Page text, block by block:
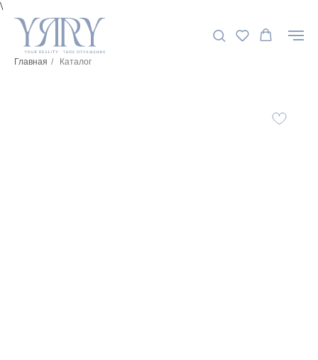
\
Главная / Каталог